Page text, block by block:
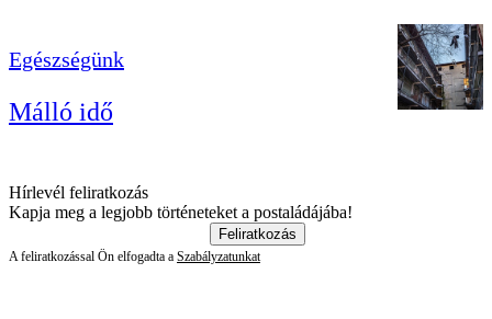
Egészségünk
Málló idő
Hírlevél feliratkozás
Kapja meg a legjobb történeteket a postaládájába!
Feliratkozás
A feliratkozással Ön elfogadta a Szabályzatunkat